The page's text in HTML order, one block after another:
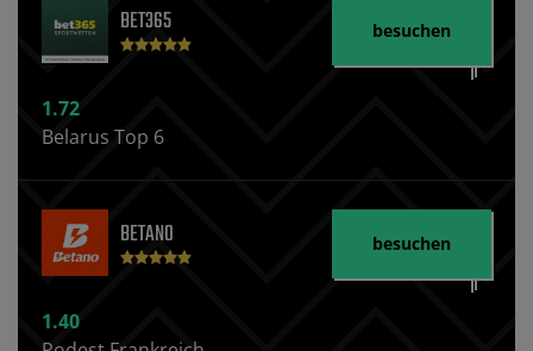
BET365
1.72
Belarus Top 6
besuchen
BETANO
1.40
besuchen